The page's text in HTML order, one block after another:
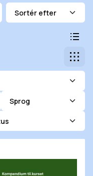
Sprog
Sortér efter